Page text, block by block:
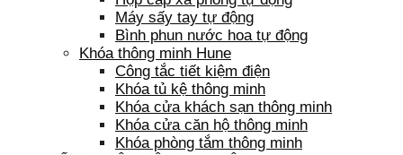
Máy sấy tay tự động
Bình phun nước hoa tự động
Khóa thông minh Hune
Công tắc tiết kiệm điện
Khóa tủ kệ thông minh
Khóa cửa khách sạn thông minh
Khóa cửa căn hộ thông minh
Khóa phòng tắm thông minh